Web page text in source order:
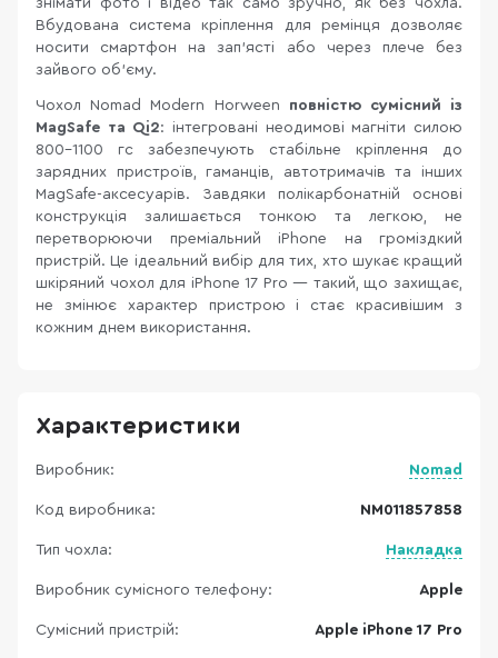
знімати фото і відео так само зручно, як без чохла.
Вбудована система кріплення для ремінця дозволяє
носити смартфон на зап'ясті або через плече без
зайвого об'єму.
Чохол Nomad Modern Horween повністю сумісний із
MagSafe та Qi2: інтегровані неодимові магніти силою
800–1100 гс забезпечують стабільне кріплення до
зарядних пристроїв, гаманців, автотримачів та інших
MagSafe-аксесуарів. Завдяки полікарбонатній основі
конструкція залишається тонкою та легкою, не
перетворюючи преміальний iPhone на громіздкий
пристрій. Це ідеальний вибір для тих, хто шукає кращий
шкіряний чохол для iPhone 17 Pro — такий, що захищає,
не змінює характер пристрою і стає красивішим з
кожним днем використання.
Характеристики
Виробник: Nomad
Код виробника: NM011857858
Тип чохла: Накладка
Виробник сумісного телефону: Apple
Сумісний пристрій: Apple iPhone 17 Pro